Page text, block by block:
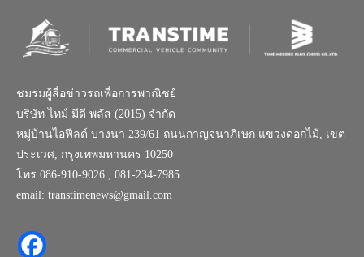
ชมรมผู้สื่อข่าวรถเพื่อการพาณิชย์
บริษัท ไทม์ มีดี พลัส (2015) จำกัด
หมู่บ้านไอฟีลด์ บางนา 239/61 ถนนกาญจนาภิเษก แขวงดอกไม้, เขต
ประเวศ, กรุงเทพมหานคร 10250
โทร.086-910-9026 , 081-234-7985
email: transtimenews@gmail.com